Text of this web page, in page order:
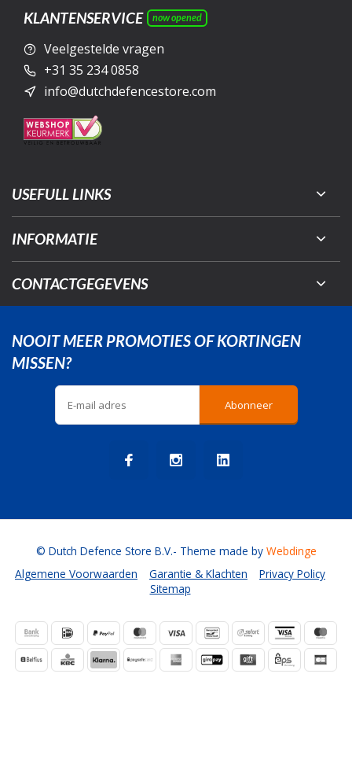
KLANTENSERVICE now opened
Veelgestelde vragen
+31 35 234 0858
info@dutchdefencestore.com
USEFULL LINKS
INFORMATIE
CONTACTGEGEVENS
NOOIT MEER PROMOTIES OF KORTINGEN
MISSEN?
Abonneer
Algemene Voorwaarden Garantie & Klachten
Privacy Policy
Sitemap
© Dutch Defence Store B.V.- Theme made by Webdinge